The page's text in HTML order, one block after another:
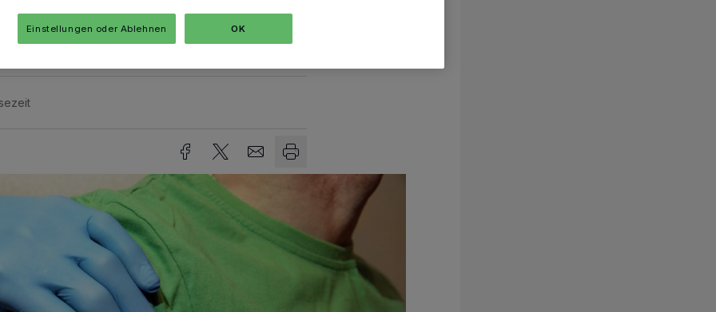
Einstellungen oder Ablehnen OK